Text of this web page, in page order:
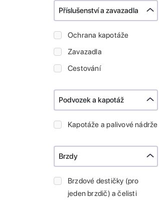
Příslušenství a zavazadla
Ochrana kapotáže
Zavazadla
Cestování
Podvozek a kapotáž
Kapotáže a palivové nádrže
Brzdy
Brzdové destičky (pro
jeden brzdič) a čelisti